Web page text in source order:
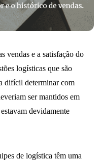
vendas e a satisfação do
logísticas que são
difícil determinar com
ser mantidos em
devidamente
de logística têm uma